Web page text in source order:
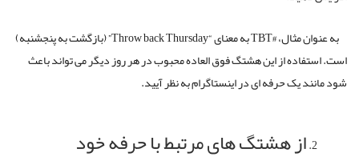
به عنوان مثال، #TBT به معنای “Throw back Thursday” (بازگشت به پنجشنبه)
است. استفاده از این هشتگ فوق العاده محبوب در هر روز دیگر می تواند باعث
شود مانند یک حرفه ای در اینستاگرام به نظر آیید.
از هشتگ های مرتبط با حرفه خود